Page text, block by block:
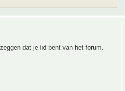
dat je lid bent van het forum.